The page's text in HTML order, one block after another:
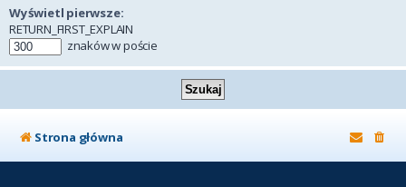
Wyświetl pierwsze:
RETURN_FIRST_EXPLAIN
znaków w poście
Strona główna